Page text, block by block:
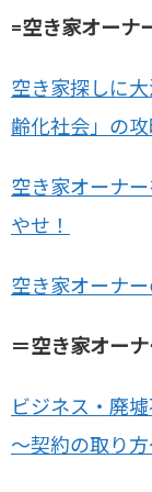
=空き家オーナ
空き家探しに
齢化社会」の
空き家オーナ
やせ！
空き家オーナ
＝空き家オー
ビジネス・廃
～契約の取り